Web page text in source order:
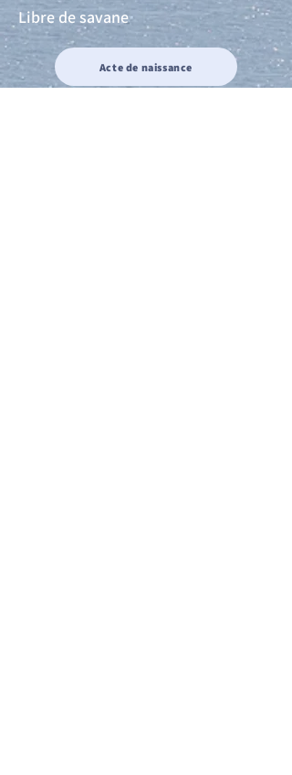
Libre de savane
Acte de naissance